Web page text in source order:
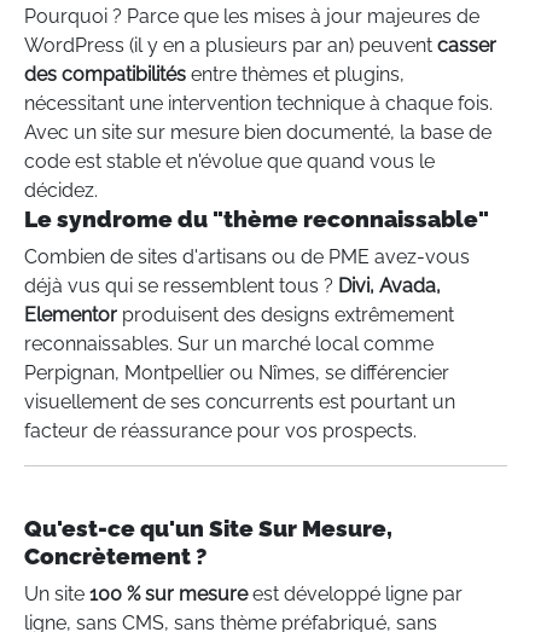
Pourquoi ? Parce que les mises à jour majeures de
WordPress (il y en a plusieurs par an) peuvent casser
des compatibilités entre thèmes et plugins,
nécessitant une intervention technique à chaque fois.
Avec un site sur mesure bien documenté, la base de
code est stable et n'évolue que quand vous le
décidez.
Le syndrome du "thème reconnaissable"
Combien de sites d'artisans ou de PME avez-vous
déjà vus qui se ressemblent tous ? Divi, Avada,
Elementor produisent des designs extrêmement
reconnaissables. Sur un marché local comme
Perpignan, Montpellier ou Nîmes, se différencier
visuellement de ses concurrents est pourtant un
facteur de réassurance pour vos prospects.
Qu'est-ce qu'un Site Sur Mesure,
Concrètement ?
Un site 100 % sur mesureest développé ligne par
ligne, sans CMS, sans thème préfabriqué, sans